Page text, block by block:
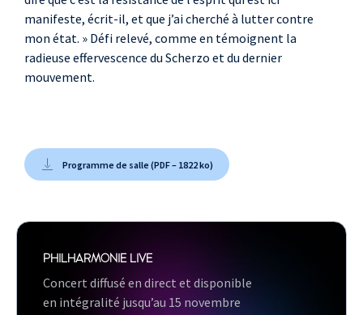
manifeste, écrit-il, et que j’ai cherché à lutter contre
mon état. » Défi relevé, comme en témoignent la
radieuse effervescence du Scherzo et du dernier
mouvement.
Programme de salle (PDF – 1822 ko)
PHILHARMONIE LIVE
Concert diffusé en direct et disponible
en intégralité jusqu’au 15 novembre